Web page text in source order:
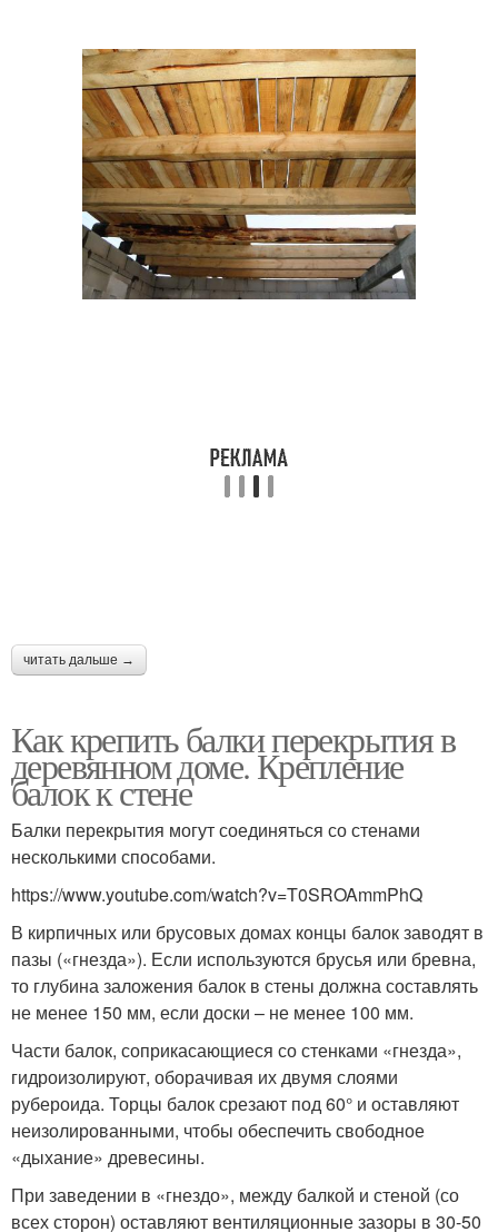
читать дальше →
Как крепить балки перекрытия в
деревянном доме. Крепление
балок к стене
Балки перекрытия могут соединяться со стенами
несколькими способами.
https://www.youtube.com/watch?v=T0SROAmmPhQ
В кирпичных или брусовых домах концы балок заводят в
пазы («гнезда»). Если используются брусья или бревна,
то глубина заложения балок в стены должна составлять
не менее 150 мм, если доски – не менее 100 мм.
Части балок, соприкасающиеся со стенками «гнезда»,
гидроизолируют, оборачивая их двумя слоями
рубероида. Торцы балок срезают под 60° и оставляют
неизолированными, чтобы обеспечить свободное
«дыхание» древесины.
При заведении в «гнездо», между балкой и стеной (со
всех сторон) оставляют вентиляционные зазоры в 30-50